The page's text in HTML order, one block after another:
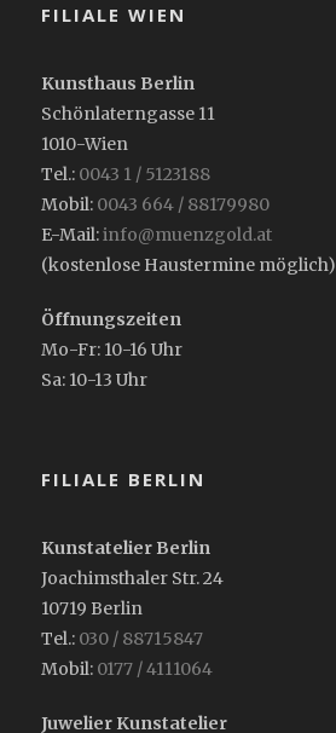
FILIALE WIEN
Kunsthaus Berlin
Schönlaterngasse 11
1010-Wien
Tel.: 0043 1 / 5123188
Mobil: 0043 664 / 88179980
E-Mail:info@muenzgold.at
(kostenlose Haustermine möglich)
Öffnungszeiten
Mo-Fr: 10-16 Uhr
Sa: 10-13 Uhr
FILIALE BERLIN
Kunstatelier Berlin
Joachimsthaler Str. 24
10719 Berlin
Tel.: 030 / 88715847
Mobil: 0177 / 4111064
Juwelier Kunstatelier